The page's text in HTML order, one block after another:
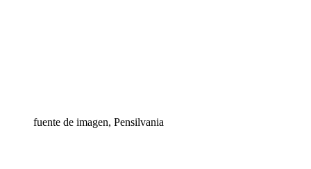
fuente de imagen, Pensilvania